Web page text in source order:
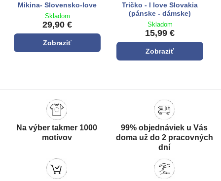
Mikina- Slovensko-love
Skladom
29,90 €
Zobraziť
Tričko - I love Slovakia
(pánske - dámske)
Skladom
15,99 €
Zobraziť
Na výber takmer 1000
motívov
99% objednáviek u Vás
doma už do 2 pracovných
dní